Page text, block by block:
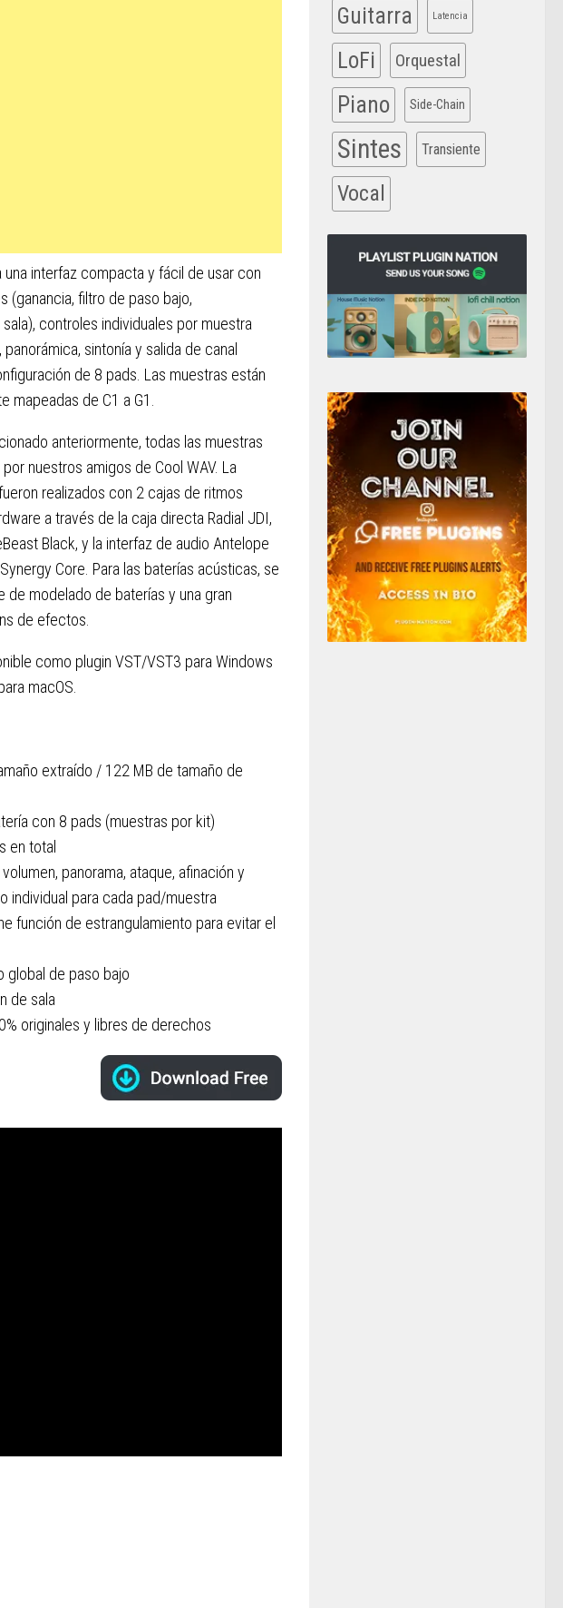
una interfaz compacta y fácil de usar con
(ganancia, filtro de paso bajo,
controles individuales por muestra
sintonía y salida de canal
de 8 pads. Las muestras están
mapeadas de C1 a G1.
anteriormente, todas las muestras
nuestros amigos de Cool WAV. La
realizados con 2 cajas de ritmos
a través de la caja directa Radial JDI,
Black, y la interfaz de audio Antelope
Core. Para las baterías acústicas, se
de modelado de baterías y una gran
de efectos.
como plugin VST/VST3 para Windows
macOS.
extraído / 122 MB de tamaño de
con 8 pads (muestras por kit)
en total
panorama, ataque, afinación y
individual para cada pad/muestra
función de estrangulamiento para evitar el
global de paso bajo
de sala
originales y libres de derechos
Guitarra Latencia
LoFi Orquestal
Piano Side-Chain
Sintes Transiente
Vocal